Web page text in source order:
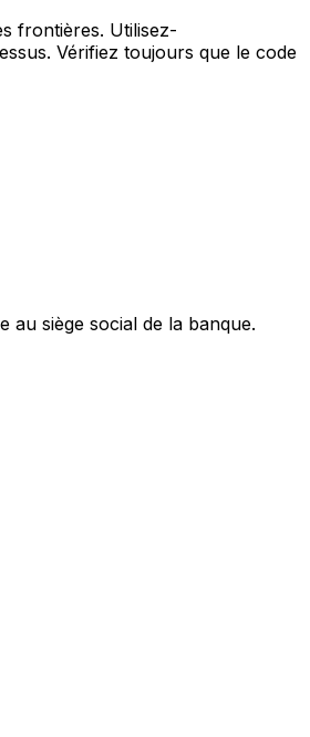
frontières. Utilisez-
Vérifiez toujours que le code
siège social de la banque.